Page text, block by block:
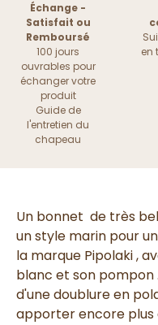
Échange -
Satisfait ou
Remboursé
100 jours
ouvrables pour
échanger votre
produit
Guide de
l'entretien du
chapeau
en
Un bonnet de très
unstyle marin pour un
la marque Pipolaki ,
blanc et son pompon
d'une doublure en
apporter encore